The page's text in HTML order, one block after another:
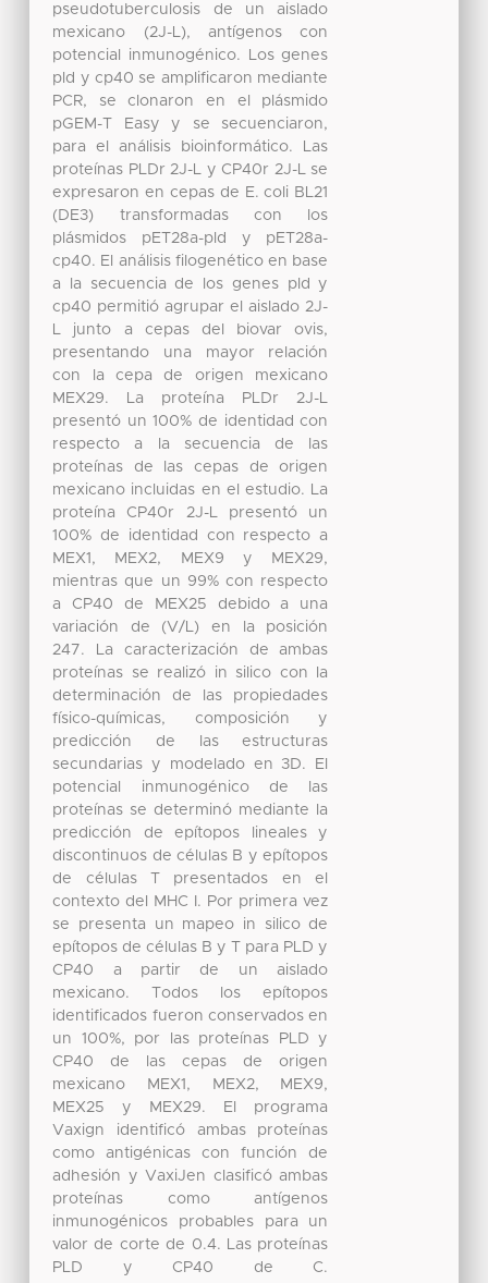
pseudotuberculosis de un aislado
mexicano (2J-L), antígenos con
potencial inmunogénico. Los genes
pld y cp40 se amplificaron mediante
PCR, se clonaron en el plásmido
pGEM-T Easy y se secuenciaron,
para el análisis bioinformático. Las
proteínas PLDr 2J-L y CP40r 2J-L se
expresaron en cepas de E. coli BL21
(DE3) transformadas con los
plásmidos pET28a-pld y pET28a-
cp40. El análisis filogenético en base
a la secuencia de los genes pld y
cp40 permitió agrupar el aislado 2J-
L junto a cepas del biovar ovis,
presentando una mayor relación
con la cepa de origen mexicano
MEX29. La proteína PLDr 2J-L
presentó un 100% de identidad con
respecto a la secuencia de las
proteínas de las cepas de origen
mexicano incluidas en el estudio. La
proteína CP40r 2J-L presentó un
100% de identidad con respecto a
MEX1, MEX2, MEX9 y MEX29,
mientras que un 99% con respecto
a CP40 de MEX25 debido a una
variación de (V/L) en la posición
247. La caracterización de ambas
proteínas se realizó in silico con la
determinación de las propiedades
físico-químicas, composición y
predicción de las estructuras
secundarias y modelado en 3D. El
potencial inmunogénico de las
proteínas se determinó mediante la
predicción de epítopos lineales y
discontinuos de células B y epítopos
de células T presentados en el
contexto del MHC I. Por primera vez
se presenta un mapeo in silico de
epítopos de células B y T para PLD y
CP40 a partir de un aislado
mexicano. Todos los epítopos
identificados fueron conservados en
un 100%, por las proteínas PLD y
CP40 de las cepas de origen
mexicano MEX1, MEX2, MEX9,
MEX25 y MEX29. El programa
Vaxign identificó ambas proteínas
como antigénicas con función de
adhesión y VaxiJen clasificó ambas
proteínas como antígenos
inmunogénicos probables para un
valor de corte de 0.4. Las proteínas
PLD y CP40 de C.